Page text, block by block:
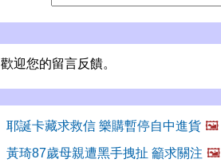
歡迎您的留言反饋。
耶誕卡藏求救信 樂購暫停自中進貨 🖼️
黃琦87歲母親遭黑手拽扯 籲求關注 🖼️